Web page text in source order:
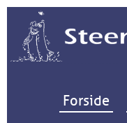
Forside